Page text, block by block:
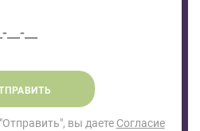
вы даете Согласие